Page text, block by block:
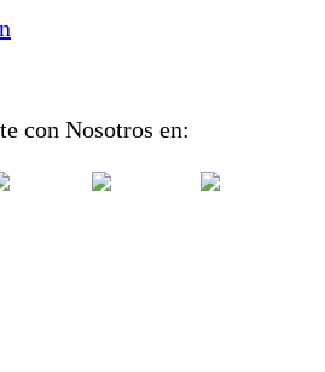
con Nosotros en: